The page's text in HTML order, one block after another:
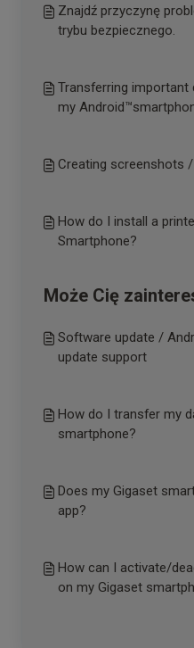
Znajdź przyczynę
trybu bezpiecznego.
Transferring
my
Creating screenshots
How do I install a
Smartphone?
Może Cię
Software update /
update support
How do I transfer my
smartphone?
Does my Gigaset
app?
How can I activate/
on my Gigaset